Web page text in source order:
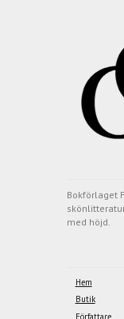
Bokförlaget
med höjd.
Hem
Butik